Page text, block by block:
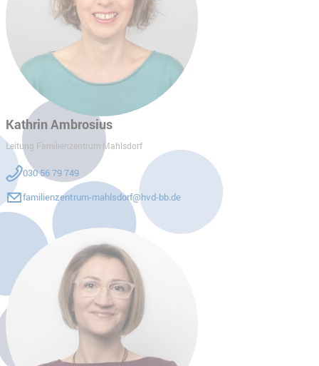
Kathrin Ambrosius
Leitung Familienzentrum Mahlsdorf
030 56 79 749
familienzentrum-mahlsdorf@hvd-bb.de